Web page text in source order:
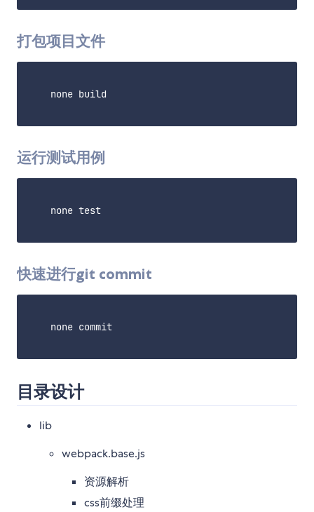
打包项目文件
    none build
运行测试用例
    none test
快速进行git commit
    none commit
目录设计
lib
webpack.base.js
资源解析
css前缀处理